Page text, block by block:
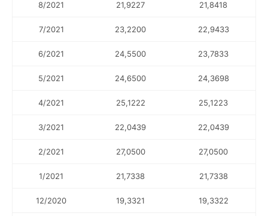
8/2021 21,9227 21,8418
7/2021 23,2200 22,9433
6/2021 24,5500 23,7833
5/2021 24,6500 24,3698
4/2021 25,1222 25,1223
3/2021 22,0439 22,0439
2/2021 27,0500 27,0500
1/2021 21,7338 21,7338
12/2020 19,3321 19,3322